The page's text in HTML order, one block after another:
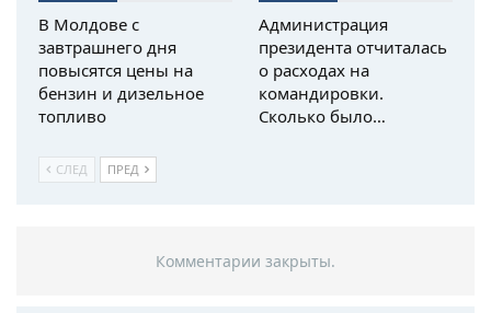
В Молдове с
завтрашнего дня
повысятся цены на
бензин и дизельное
топливо
Администрация
президента отчиталась
о расходах на
командировки.
Сколько было…
СЛЕД ПРЕД
Комментарии закрыты.